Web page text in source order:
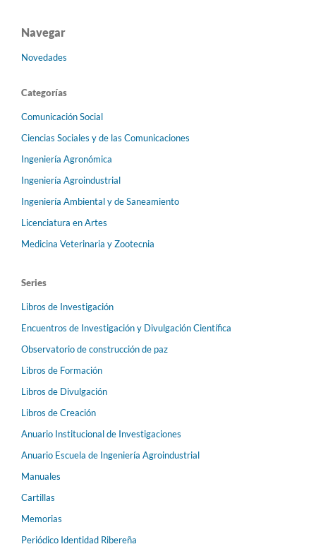
Navegar
Novedades
Categorías
Comunicación Social
Ciencias Sociales y de las Comunicaciones
Ingeniería Agronómica
Ingeniería Agroindustrial
Ingeniería Ambiental y de Saneamiento
Licenciatura en Artes
Medicina Veterinaria y Zootecnia
Series
Libros de Investigación
Encuentros de Investigación y Divulgación Científica
Observatorio de construcción de paz
Libros de Formación
Libros de Divulgación
Libros de Creación
Anuario Institucional de Investigaciones
Anuario Escuela de Ingeniería Agroindustrial
Manuales
Cartillas
Memorias
Periódico Identidad Ribereña